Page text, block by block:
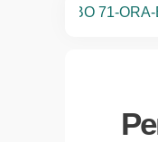
BO 71-ORA-